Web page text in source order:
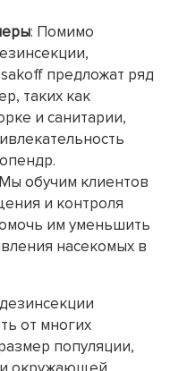
: Помимо
предложат ряд
таких как
и санитарии,
обучим клиентов
и контроля
им уменьшить
насекомых в
от многих
популяции,